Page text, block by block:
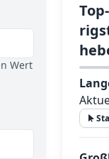
Wert